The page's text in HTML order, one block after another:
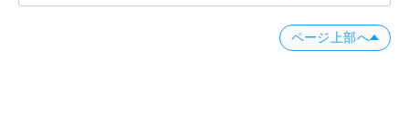
ページ上部へ